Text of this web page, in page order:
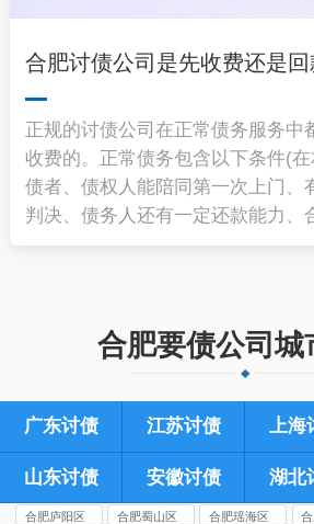
合肥讨债公司是先收费还是回
正规的讨债公司在正常债务服务中
收费的。正常债务包含以下条件(
债者、债权人能陪同第一次上门、
判决、债务人还有一定还款能力、
合肥要债公司城
广东讨债 江苏讨债 上海
山东讨债 安徽讨债 湖北
合肥庐阳区
合肥蜀山区
合肥瑶海区